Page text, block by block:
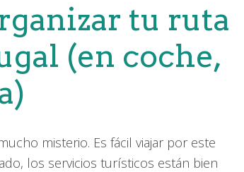
tu ruta
(en coche,
misterio. Es fácil viajar por este
los servicios turísticos están bien